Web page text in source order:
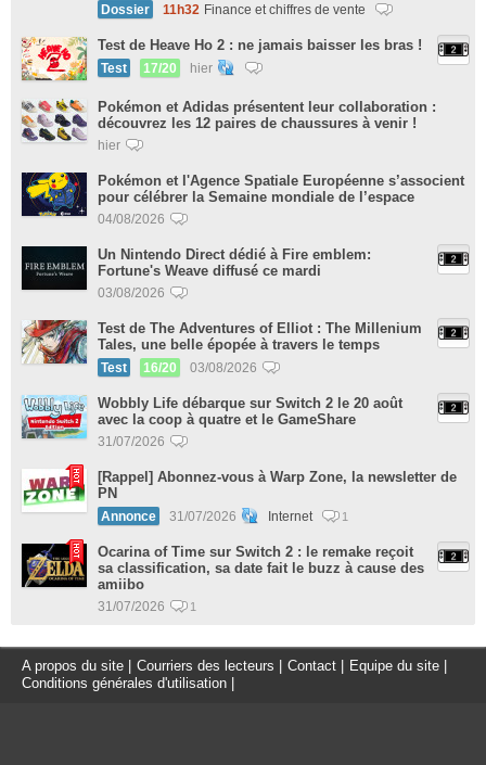
Dossier 11h32 Finance et chiffres de vente
Test de Heave Ho 2 : ne jamais baisser les bras !
Test 17/20 hier
Pokémon et Adidas présentent leur collaboration :
découvrez les 12 paires de chaussures à venir !
hier
Pokémon et l'Agence Spatiale Européenne s’associent
pour célébrer la Semaine mondiale de l’espace
04/08/2026
Un Nintendo Direct dédié à Fire emblem:
Fortune's Weave diffusé ce mardi
03/08/2026
Test de The Adventures of Elliot : The Millenium
Tales, une belle épopée à travers le temps
Test 16/20 03/08/2026
Wobbly Life débarque sur Switch 2 le 20 août
avec la coop à quatre et le GameShare
31/07/2026
[Rappel] Abonnez-vous à Warp Zone, la newsletter de
PN
Annonce 31/07/2026 Internet 1
Ocarina of Time sur Switch 2 : le remake reçoit
sa classification, sa date fait le buzz à cause des
amiibo
31/07/2026 1
A propos du site Courriers des lecteurs Contact Equipe du site
Conditions générales d'utilisation